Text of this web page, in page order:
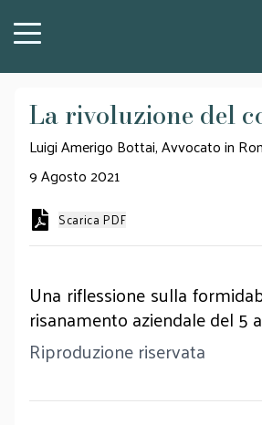
La rivoluzione del
Luigi Amerigo Bottai, Avvocato in
9 Agosto 2021
Scarica PDF
Una riflessione sulla
risanamento aziendale del 5
Riproduzione riservata